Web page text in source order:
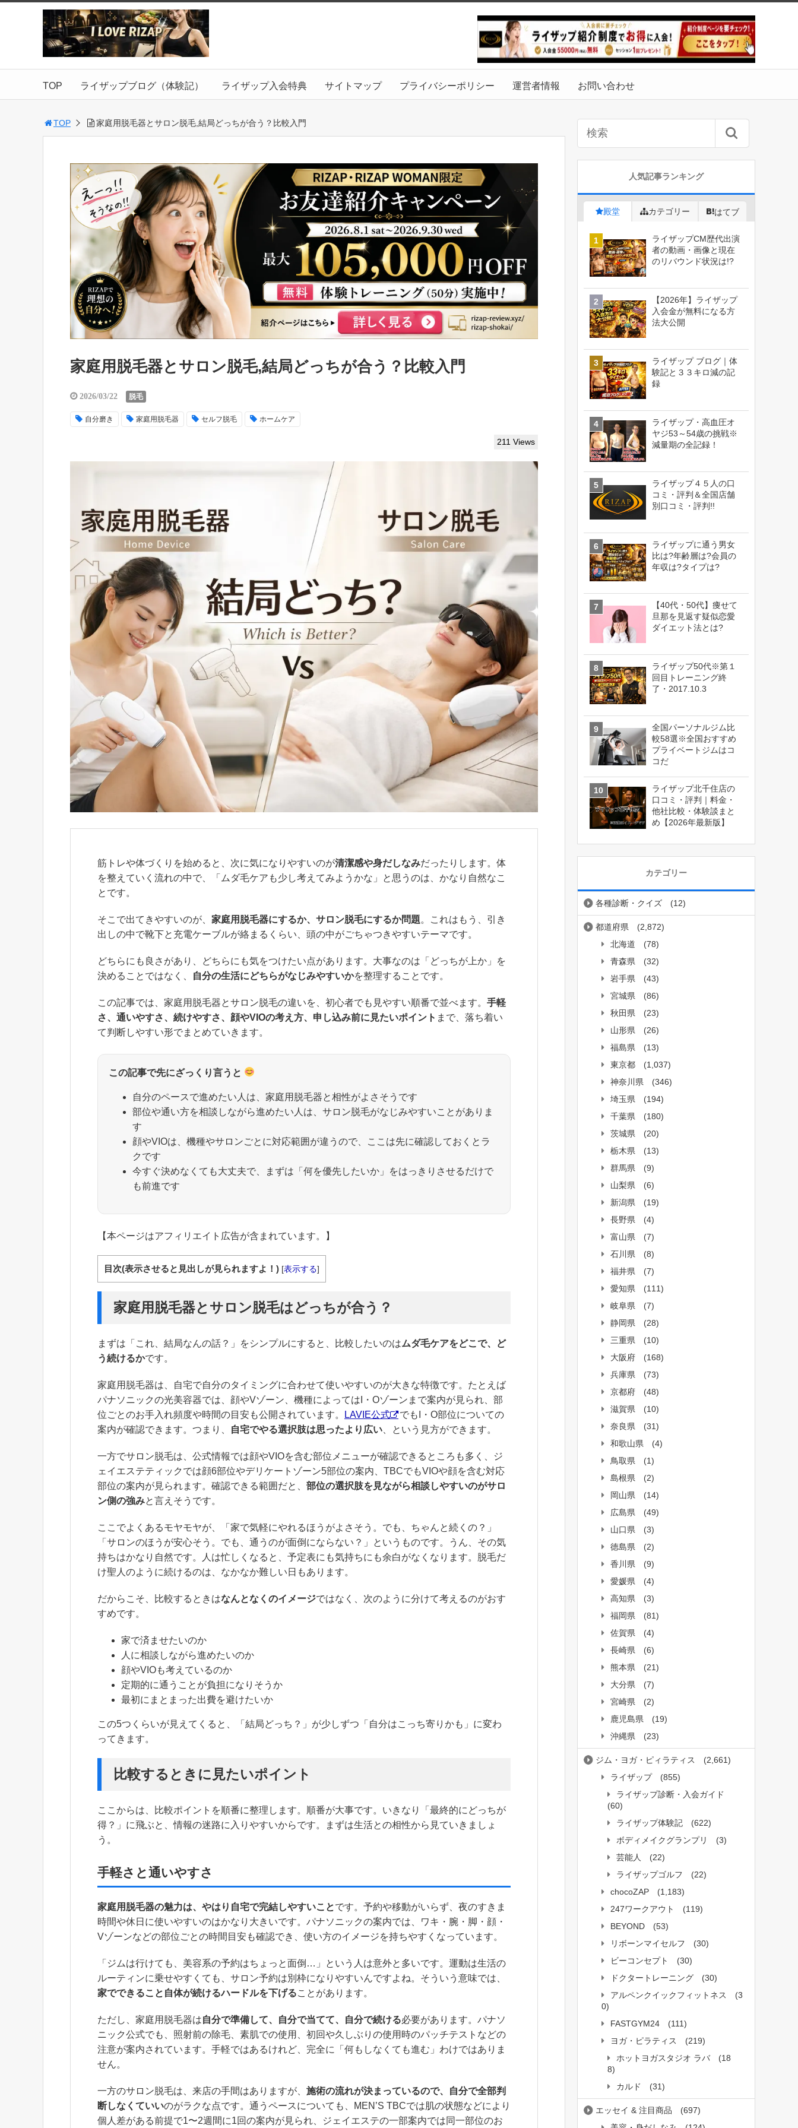
TOP ライザップブログ（体験記） ライザップ入会特典 サイトマップ プライバシーポリシー 運営者情報 お問い合わせ
TOP 家庭用脱毛器とサロン脱毛,結局どっちが合う？比較入門
家庭用脱毛器とサロン脱毛,結局どっちが合う？比較入門
2026/03/22 脱毛
自分磨き 家庭用脱毛器 セルフ脱毛 ホームケア
211 Views
筋トレや体づくりを始めると、次に気になりやすいのが清潔感や身だしなみだったりします。体
を整えていく流れの中で、「ムダ毛ケアも少し考えてみようかな」と思うのは、かなり自然なこ
とです。
そこで出てきやすいのが、 家庭用脱毛器にするか、サロン脱毛にするか問題。これはもう、引き
出しの中で靴下と充電ケーブルが絡まるくらい、頭の中がごちゃつきやすいテーマです。
どちらにも良さがあり、どちらにも気をつけたい点があります。大事なのは「どっちが上か」を
決めることではなく、
自分の生活にどちらがなじみやすいかを整理することです。
この記事では、家庭用脱毛器とサロン脱毛の違いを、初心者でも見やすい順番で並べます。 手軽
さ、通いやすさ、続けやすさ、顔やVIOの考え方、申し込み前に見たいポイント まで、落ち着い
て判断しやすい形でまとめていきます。
この記事で先にざっくり言うと
自分のペースで進めたい人は、家庭用脱毛器と相性がよさそうです
部位や通い方を相談しながら進めたい人は、サロン脱毛がなじみやすいことがありま
す
顔やVIOは、機種やサロンごとに対応範囲が違うので、ここは先に確認しておくとラ
クです
今すぐ決めなくても大丈夫で、まずは「何を優先したいか」をはっきりさせるだけで
も前進です
【本ページはアフィリエイト広告が含まれています。】
目次(表示させると見出しが見られますよ！) [表示する]
家庭用脱毛器とサロン脱毛はどっちが合う？
まずは「これ、結局なんの話？」をシンプルにすると、比較したいのはムダ毛ケアをどこで、ど
う続けるかです。
家庭用脱毛器は、自宅で自分のタイミングに合わせて使いやすいのが大きな特徴です。たとえば
パナソニックの光美容器では、顔やVゾーン、機種によってはI・Oゾーンまで案内が見られ、部
位ごとのお手入れ頻度や時間の目安も公開されています。
LAVIE公式
でもI・O部位についての
案内が確認できます。つまり、
自宅でやる選択肢は思ったより広い 、という見方ができます。
一方でサロン脱毛は、公式情報では顔やVIOを含む部位メニューが確認できるところも多く、ジ
ェイエステティックでは顔6部位やデリケートゾーン5部位の案内、TBCでもVIOや顔を含む対応
部位の案内が見られます。確認できる範囲だと、 部位の選択肢を見ながら相談しやすいのがサロ
ン側の強みと言えそうです。
ここでよくあるモヤモヤが、「家で気軽にやれるほうがよさそう。でも、ちゃんと続くの？」
「サロンのほうが安心そう。でも、通うのが面倒にならない？」というものです。うん、その気
持ちはかなり自然です。人は忙しくなると、予定表にも気持ちにも余白がなくなります。脱毛だ
け聖人のように続けるのは、なかなか難しい日もあります。
だからこそ、比較するときはなんとなくのイメージではなく、次のように分けて考えるのがおす
すめです。
家で済ませたいのか
人に相談しながら進めたいのか
顔やVIOも考えているのか
定期的に通うことが負担になりそうか
最初にまとまった出費を避けたいか
この5つくらいが見えてくると、「結局どっち？」が少しずつ「自分はこっち寄りかも」に変わ
ってきます。
比較するときに見たいポイント
ここからは、比較ポイントを順番に整理します。順番が大事です。いきなり「最終的にどっちが
得？」に飛ぶと、情報の迷路に入りやすいからです。まずは生活との相性から見ていきましょ
う。
手軽さと通いやすさ
家庭用脱毛器の魅力は、やはり自宅で完結しやすいことです。予約や移動がいらず、夜のすきま
時間や休日に使いやすいのはかなり大きいです。パナソニックの案内では、ワキ・腕・脚・顔・
Vゾーンなどの部位ごとの時間目安も確認でき、使い方のイメージを持ちやすくなっています。
「ジムは行けても、美容系の予約はちょっと面倒…」という人は意外と多いです。運動は生活の
ルーティンに乗せやすくても、サロン予約は別枠になりやすいんですよね。そういう意味では、
家でできること自体が続けるハードルを下げることがあります。
ただし、家庭用脱毛器は自分で準備して、自分で当てて、自分で続ける必要があります。パナソ
ニック公式でも、照射前の除毛、素肌での使用、初回や久しぶりの使用時のパッチテストなどの
注意が案内されています。手軽ではあるけれど、完全に「何もしなくても進む」わけではありま
せん。
一方のサロン脱毛は、来店の手間はありますが、 施術の流れが決まっているので、自分で全部判
断しなくていいのがラクな点です。通うペースについても、MEN’S TBCでは肌の状態などにより
個人差がある前提で1〜2週間に1回の案内が見られ、ジェイエステの一部案内では同一部位のお
人気記事ランキング
殿堂 カテゴリー はてブ
ライザップCM歴代出演
者の動画・画像と現在
のリバウンド状況は!?
【2026年】ライザップ
入会金が無料になる方
法大公開
ライザップ ブログ｜体
験記と３３キロ減の記
録
ライザップ・高血圧オ
ヤジ53～54歳の挑戦※
減量期の全記録！
ライザップ４５人の口
コミ・評判＆全国店舗
別口コミ・評判!!
ライザップに通う男女
比は?年齢層は?会員の
年収は?タイプは?
【40代・50代】痩せて
旦那を見返す疑似恋愛
ダイエット法とは?
ライザップ50代※第１
回目トレーニング終
了・2017.10.3
全国パーソナルジム比
較58選※全国おすすめ
プライベートジムはコ
コだ
ライザップ北千住店の
口コミ・評判｜料金・
他社比較・体験談まと
め【2026年最新版】
カテゴリー
各種診断・クイズ (12)
都道府県
(2,872)
北海道
(78)
青森県
(32)
岩手県
(43)
宮城県
(86)
秋田県
(23)
山形県
(26)
福島県
(13)
東京都
(1,037)
神奈川県
(346)
埼玉県
(194)
千葉県
(180)
茨城県
(20)
栃木県
(13)
群馬県
(9)
山梨県
(6)
新潟県
(19)
長野県
(4)
富山県
(7)
石川県
(8)
福井県
(7)
愛知県
(111)
岐阜県
(7)
静岡県
(28)
三重県
(10)
大阪府
(168)
兵庫県
(73)
京都府
(48)
滋賀県
(10)
奈良県
(31)
和歌山県
(4)
鳥取県
(1)
島根県
(2)
岡山県
(14)
広島県
(49)
山口県
(3)
徳島県
(2)
香川県
(9)
愛媛県
(4)
高知県
(3)
福岡県
(81)
佐賀県
(4)
長崎県
(6)
熊本県
(21)
大分県
(7)
宮崎県
(2)
鹿児島県
(19)
沖縄県
(23)
ジム・ヨガ・ピィラティス
(2,661)
ライザップ
(855)
ライザップ診断・入会ガイド
(60)
ライザップ体験記
(622)
ボディメイクグランプリ
(3)
芸能人
(22)
ライザップゴルフ
(22)
chocoZAP
(1,183)
247ワークアウト
(119)
BEYOND
(53)
リボーンマイセルフ
(30)
ビーコンセプト
(30)
ドクタートレーニング
(30)
アルペンクイックフィットネス
(3
0)
FASTGYM24
(111)
ヨガ・ピラティス
(219)
ホットヨガスタジオ ラバ
(18
8)
カルド
(31)
エッセイ & 注目商品
(697)